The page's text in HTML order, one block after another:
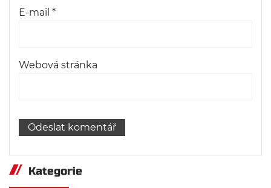
E-mail *
Webová stránka
Kategorie